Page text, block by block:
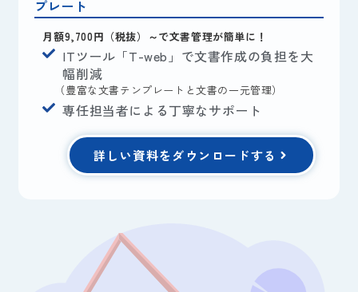
プレート
月額9,700円（税抜）～で文書管理が簡単に！
ITツール「T-web」で文書作成の負担を大
幅削減
（豊富な文書テンプレートと文書の一元管理）
専任担当者による丁寧なサポート
詳しい資料をダウンロードする